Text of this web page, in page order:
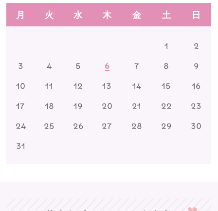
月 火 水 木 金 土 日
1
2
3
4 5 6 7 8
9
10
11 12 13 14 15
16
17
18 19 20 21 22
23
24
25 26 27 28 29
30
31